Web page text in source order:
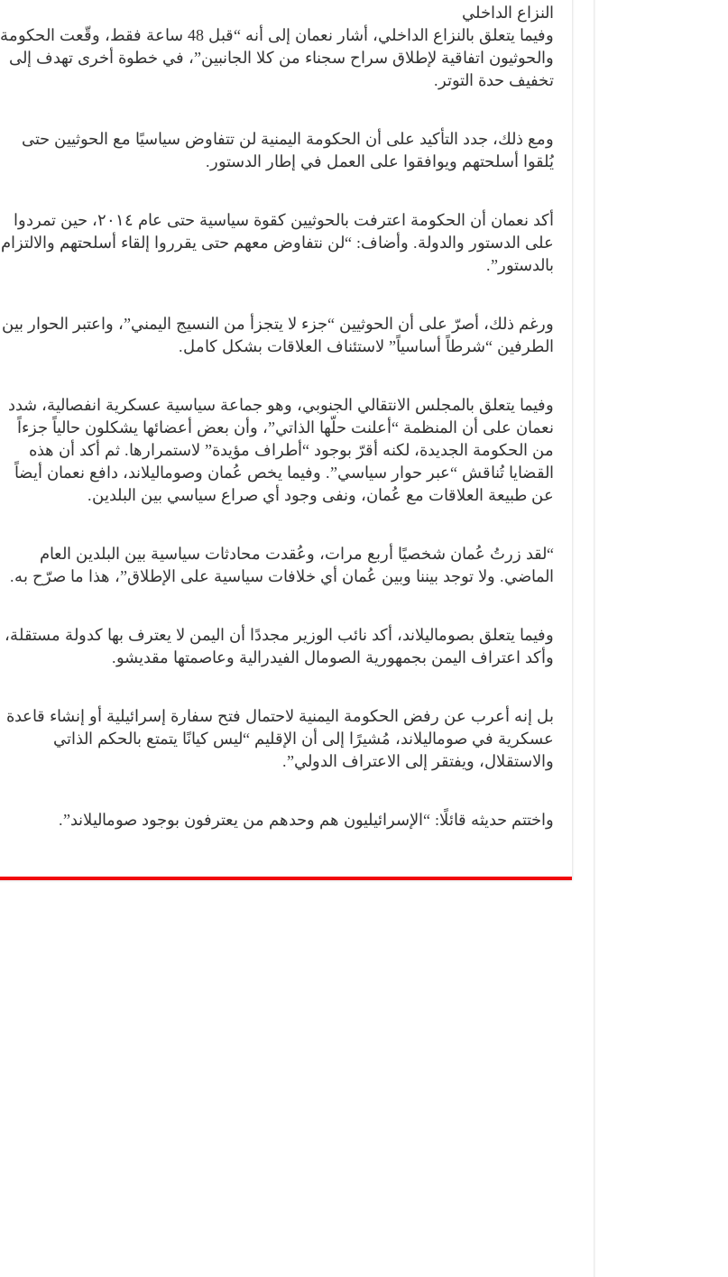
النزاع الداخلي
وفيما يتعلق بالنزاع الداخلي، أشار نعمان إلى أنه “قبل 48 ساعة فقط، وقّعت الحكومة
والحوثيون اتفاقية لإطلاق سراح سجناء من كلا الجانبين”، في خطوة أخرى تهدف إلى
تخفيف حدة التوتر.
ومع ذلك، جدد التأكيد على أن الحكومة اليمنية لن تتفاوض سياسيًا مع الحوثيين حتى
يُلقوا أسلحتهم ويوافقوا على العمل في إطار الدستور.
أكد نعمان أن الحكومة اعترفت بالحوثيين كقوة سياسية حتى عام ٢٠١٤، حين تمردوا
على الدستور والدولة. وأضاف: “لن نتفاوض معهم حتى يقرروا إلقاء أسلحتهم والالتزام
بالدستور”.
ورغم ذلك، أصرّ على أن الحوثيين “جزء لا يتجزأ من النسيج اليمني”، واعتبر الحوار بين
الطرفين “شرطاً أساسياً” لاستئناف العلاقات بشكل كامل.
وفيما يتعلق بالمجلس الانتقالي الجنوبي، وهو جماعة سياسية عسكرية انفصالية، شدد
نعمان على أن المنظمة “أعلنت حلّها الذاتي”، وأن بعض أعضائها يشكلون حالياً جزءاً
من الحكومة الجديدة، لكنه أقرّ بوجود “أطراف مؤيدة” لاستمرارها. ثم أكد أن هذه
القضايا تُناقش “عبر حوار سياسي”. وفيما يخص عُمان وصوماليلاند، دافع نعمان أيضاً
عن طبيعة العلاقات مع عُمان، ونفى وجود أي صراع سياسي بين البلدين.
“لقد زرتُ عُمان شخصيًا أربع مرات، وعُقدت محادثات سياسية بين البلدين العام
الماضي. ولا توجد بيننا وبين عُمان أي خلافات سياسية على الإطلاق”، هذا ما صرّح به.
وفيما يتعلق بصوماليلاند، أكد نائب الوزير مجددًا أن اليمن لا يعترف بها كدولة مستقلة،
وأكد اعتراف اليمن بجمهورية الصومال الفيدرالية وعاصمتها مقديشو.
بل إنه أعرب عن رفض الحكومة اليمنية لاحتمال فتح سفارة إسرائيلية أو إنشاء قاعدة
عسكرية في صوماليلاند، مُشيرًا إلى أن الإقليم “ليس كيانًا يتمتع بالحكم الذاتي
والاستقلال، ويفتقر إلى الاعتراف الدولي”.
واختتم حديثه قائلًا: “الإسرائيليون هم وحدهم من يعترفون بوجود صوماليلاند”.